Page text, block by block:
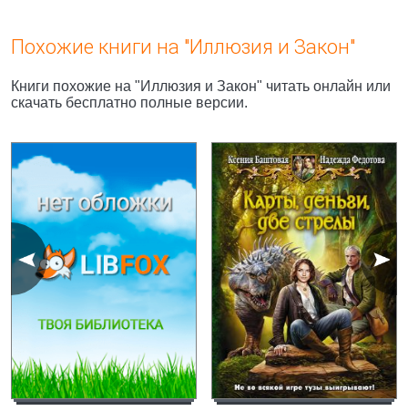
Похожие книги на "Иллюзия и Закон"
Книги похожие на "Иллюзия и Закон" читать онлайн или
скачать бесплатно полные версии.